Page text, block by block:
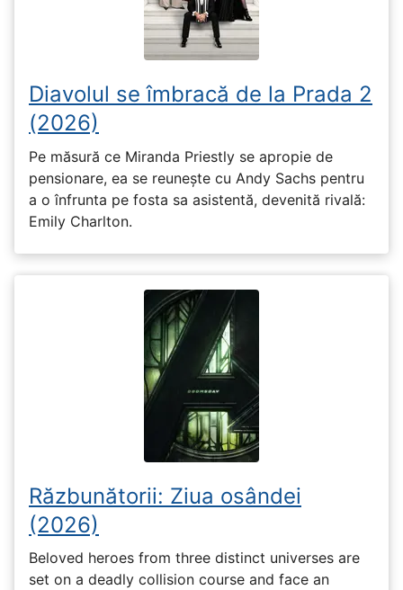
Diavolul se îmbracă de la Prada 2
(2026)
Pe măsură ce Miranda Priestly se apropie de
pensionare, ea se reunește cu Andy Sachs pentru
a o înfrunta pe fosta sa asistentă, devenită rivală:
Emily Charlton.
Răzbunătorii: Ziua osândei
(2026)
Beloved heroes from three distinct universes are
set on a deadly collision course and face an